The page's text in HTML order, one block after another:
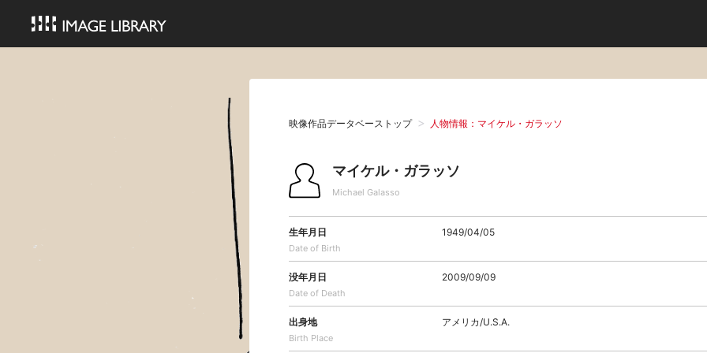
映像作品データベーストップ 人物情報：マイケル・ガラッソ
マイケル・ガラッソ
Michael Galasso
生年月日
Date of Birth
1949/04/05
没年月日
Date of Death
2009/09/09
出身地
Birth Place
アメリカ/U.S.A.